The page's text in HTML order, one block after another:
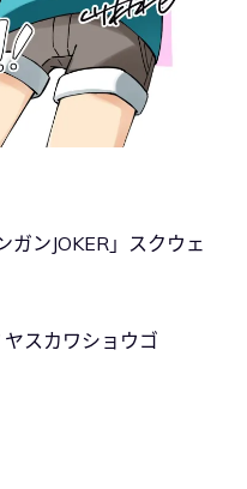
ガンJOKER」スクウェ
スカワショウゴ